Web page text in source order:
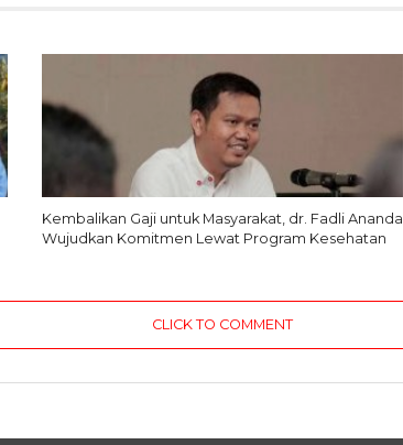
Kembalikan Gaji untuk Masyarakat, dr. Fadli Ananda
Wujudkan Komitmen Lewat Program Kesehatan
CLICK TO COMMENT